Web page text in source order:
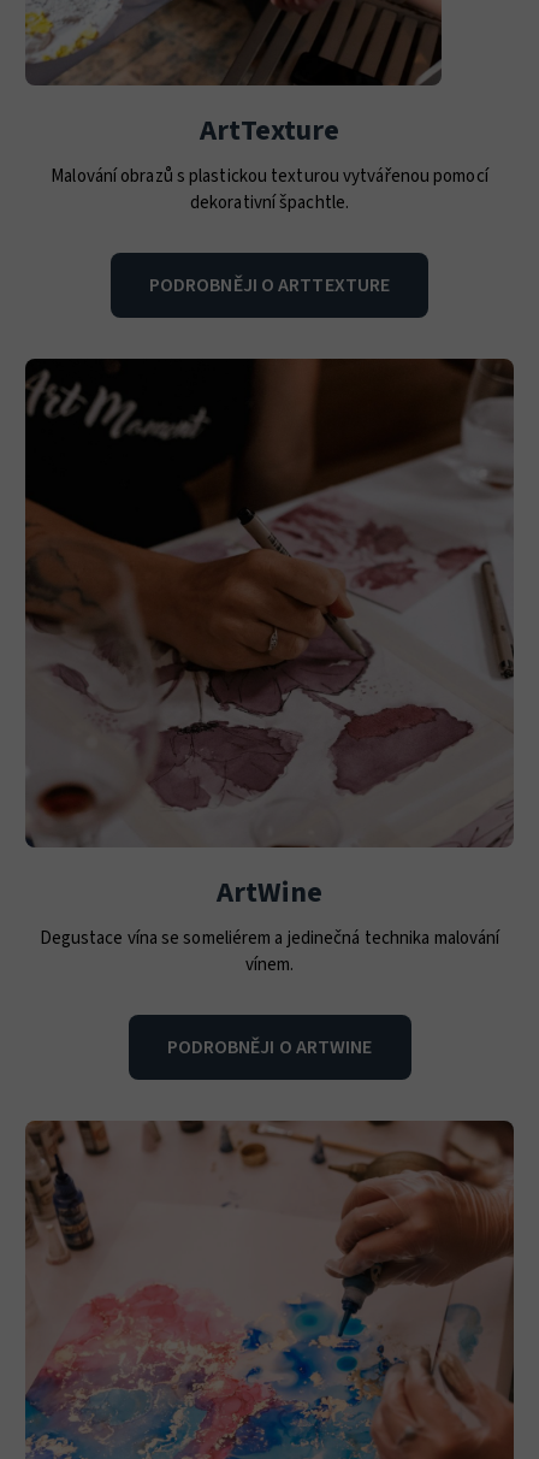
ArtTexture
Malování obrazů s plastickou texturou vytvářenou pomocí
dekorativní špachtle.
PODROBNĚJI O ARTTEXTURE
ArtWine
Degustace vína se someliérem a jedinečná technika malování
vínem.
PODROBNĚJI O ARTWINE